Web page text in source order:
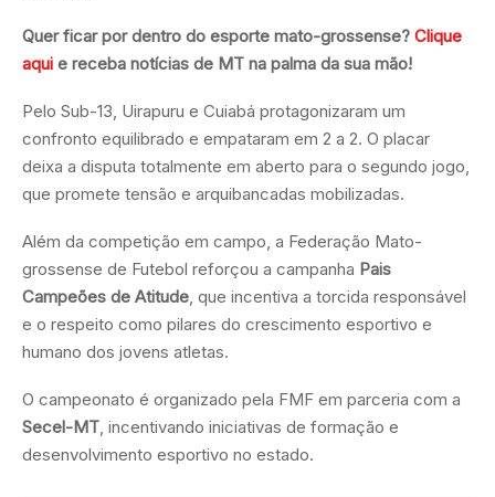
Quer ficar por dentro do esporte mato-grossense? Clique
aqui e receba notícias de MT na palma da sua mão!
Pelo Sub-13, Uirapuru e Cuiabá protagonizaram um
confronto equilibrado e empataram em 2 a 2. O placar
deixa a disputa totalmente em aberto para o segundo jogo,
que promete tensão e arquibancadas mobilizadas.
Além da competição em campo, a Federação Mato-
grossense de Futebol reforçou a campanha Pais
Campeões de Atitude, que incentiva a torcida responsável
e o respeito como pilares do crescimento esportivo e
humano dos jovens atletas.
O campeonato é organizado pela FMF em parceria com a
Secel-MT, incentivando iniciativas de formação e
desenvolvimento esportivo no estado.